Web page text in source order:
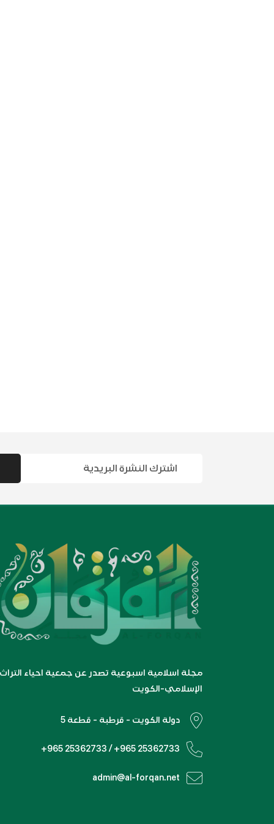
مجلة اسلامية اسبوعية تصدر عن جمعية احياء التراث
الإسلامي-الكويت
دولة الكويت - قرطبة - قطعة 5
+965 25362733 / +965 25362733
admin@al-forqan.net